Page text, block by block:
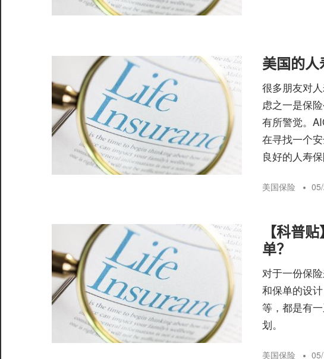
美国的人
很多朋友对
虑之一是保
有所警觉。
在寻找一个
良好的人寿
美国保险
【科普
单？
对于一份保
和保单的设
等，都是有
划。
美国保险